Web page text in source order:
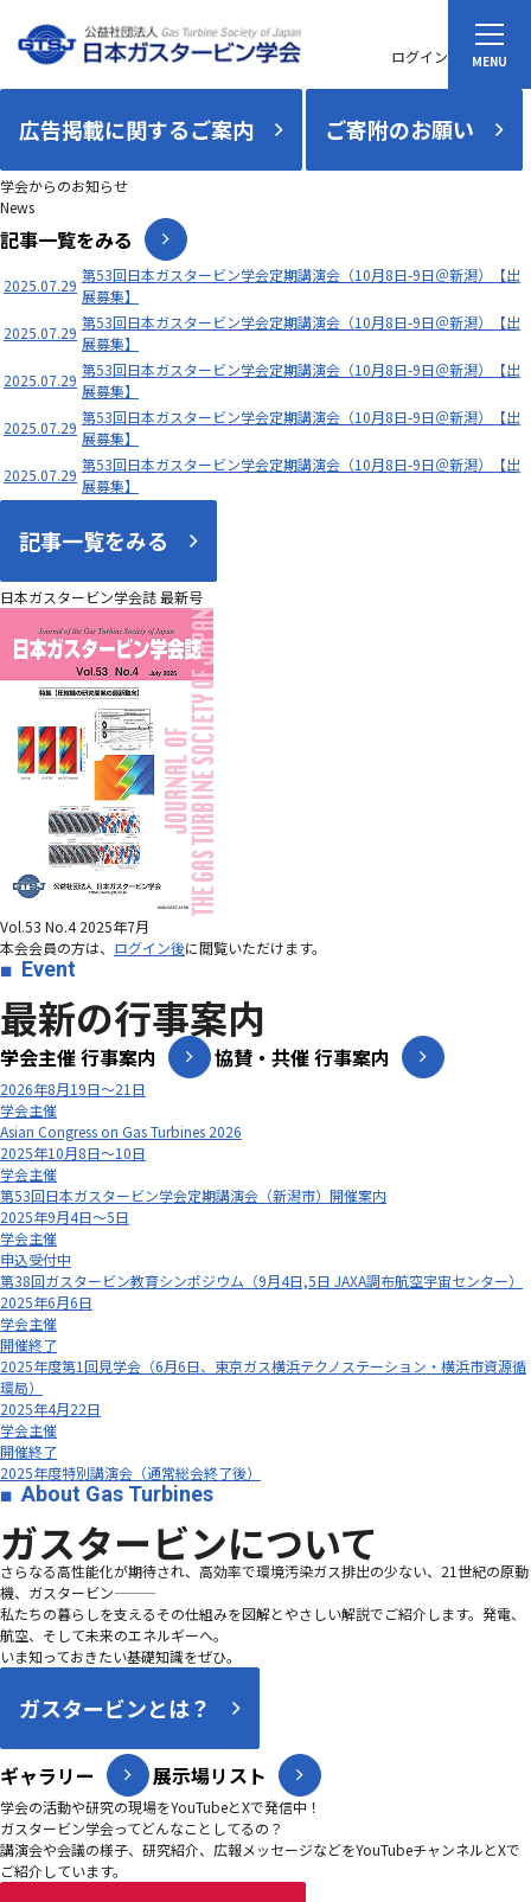
ログイン
広告掲載に関するご案内 ご寄附のお願い
学会からのお知らせ
News
記事一覧をみる
2025.07.29
第53回日本ガスタービン学会定期講演会（10月8日-9日＠新潟）【出
展募集】
2025.07.29
第53回日本ガスタービン学会定期講演会（10月8日-9日＠新潟）【出
展募集】
2025.07.29
第53回日本ガスタービン学会定期講演会（10月8日-9日＠新潟）【出
展募集】
2025.07.29
第53回日本ガスタービン学会定期講演会（10月8日-9日＠新潟）【出
展募集】
2025.07.29
第53回日本ガスタービン学会定期講演会（10月8日-9日＠新潟）【出
展募集】
記事一覧をみる
日本ガスタービン学会誌 最新号
Vol.53 No.4 2025年7月
本会会員の方は、 ログイン後に閲覧いただけます。
Event
最新の行事案内
学会主催 行事案内 協賛・共催 行事案内
2026年8月19日～21日
学会主催
Asian Congress on Gas Turbines 2026
2025年10月8日～10日
学会主催
第53回日本ガスタービン学会定期講演会（新潟市）開催案内
2025年9月4日～5日
学会主催
申込受付中
第38回ガスタービン教育シンポジウム（9月4日,5日 JAXA調布航空宇宙センター）
2025年6月6日
学会主催
開催終了
2025年度第1回見学会（6月6日、東京ガス横浜テクノステーション・横浜市資源循
環局）
2025年4月22日
学会主催
開催終了
2025年度特別講演会（通常総会終了後）
About Gas Turbines
ガスタービンについて
さらなる高性能化が期待され、高効率で環境汚染ガス排出の少ない、21世紀の原動
機、ガスタービン―――
私たちの暮らしを支えるその仕組みを図解とやさしい解説でご紹介します。発電、
航空、そして未来のエネルギーへ。
いま知っておきたい基礎知識をぜひ。
ガスタービンとは？
ギャラリー 展示場リスト
学会の活動や研究の現場をYouTubeとXで発信中！
ガスタービン学会ってどんなことしてるの？
講演会や会議の様子、研究紹介、広報メッセージなどをYouTubeチャンネルとXで
ご紹介しています。